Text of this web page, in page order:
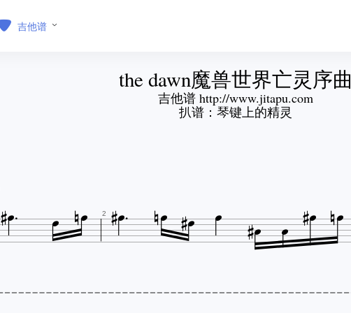
吉他谱
the dawn魔兽世界亡灵序曲
吉他谱 http://www.jitapu.com
扒谱：琴键上的精灵
  2     